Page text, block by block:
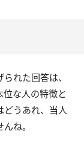
れた回答は、
な人の特徴と
どうあれ、当人
ね。